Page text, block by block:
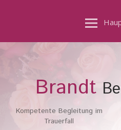
Brandt
Kompetente Begleitung im
Trauerfall